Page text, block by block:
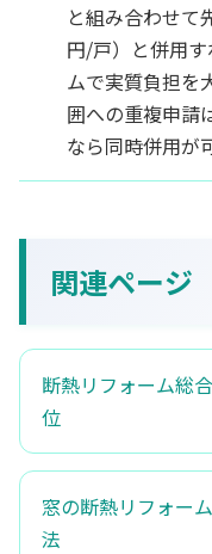
と組み合わせて
円/戸）と併用
ムで実質負担を
囲への重複申請
なら同時併用が
関連ページ
断熱リフォーム総
位
窓の断熱リフォー
法